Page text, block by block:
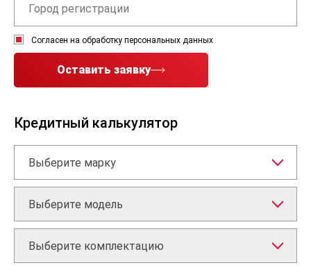
Согласен на обработку персональных данных
Оставить заявку
Кредитный калькулятор
Выберите марку
Выберите модель
Выберите комплектацию